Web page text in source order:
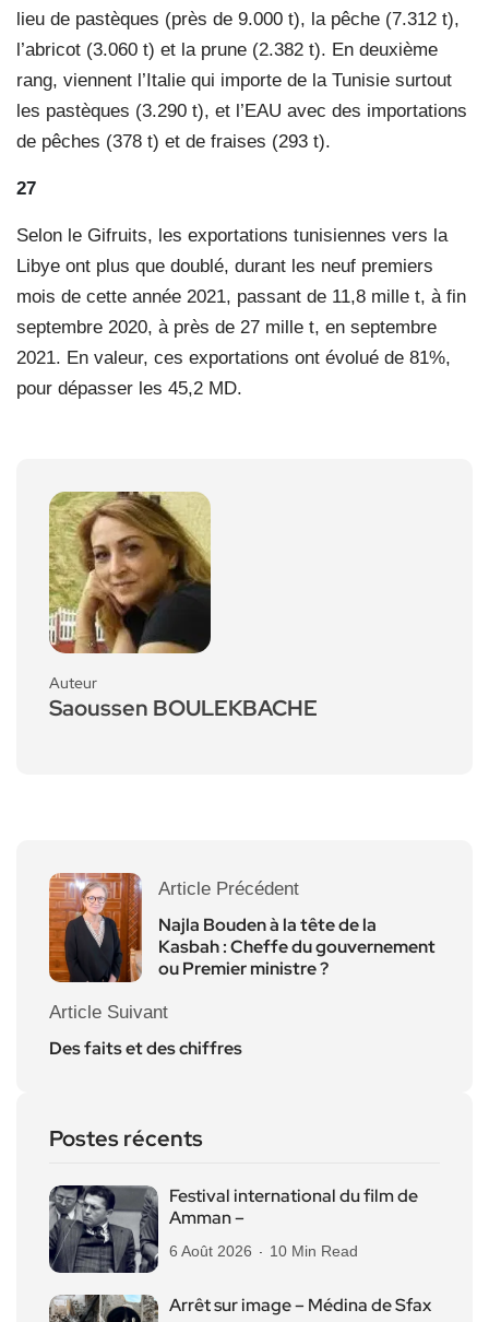
lieu de pastèques (près de 9.000 t), la pêche (7.312 t),
l’abricot (3.060 t) et la prune (2.382 t). En deuxième
rang, viennent l’Italie qui importe de la Tunisie surtout
les pastèques (3.290 t), et l’EAU avec des importations
de pêches (378 t) et de fraises (293 t).
27
Selon le Gifruits, les exportations tunisiennes vers la
Libye ont plus que doublé, durant les neuf premiers
mois de cette année 2021, passant de 11,8 mille t, à fin
septembre 2020, à près de 27 mille t, en septembre
2021. En valeur, ces exportations ont évolué de 81%,
pour dépasser les 45,2 MD.
Auteur
Saoussen BOULEKBACHE
Article Précédent
Najla Bouden à la tête de la
Kasbah : Cheffe du gouvernement
ou Premier ministre ?
Article Suivant
Des faits et des chiffres
Postes récents
Festival international du film de
Amman –
6 Août 2026 10 Min Read
Arrêt sur image – Médina de Sfax